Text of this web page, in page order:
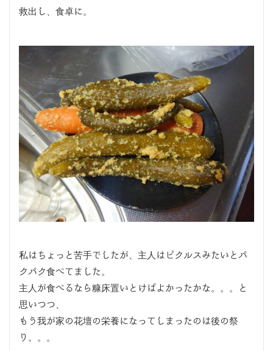
救出し、食卓に。
私はちょっと苦手でしたが、主人はピクルスみたいとパ
クパク食べてました。
主人が食べるなら糠床置いとけばよかったかな。。。と
思いつつ、
もう我が家の花壇の栄養になってしまったのは後の祭
り。。。